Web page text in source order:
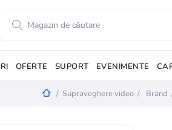
OFERTE SUPORT EVENIMENTE
/ Supraveghere video / Brand